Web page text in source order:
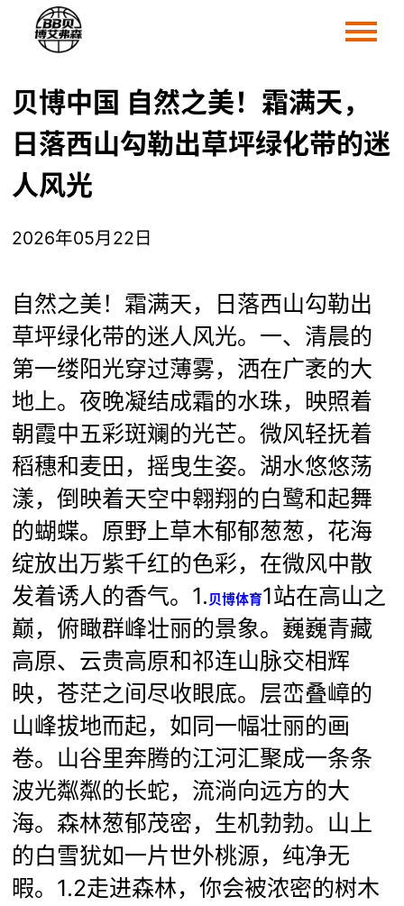
贝博中国 自然之美！霜满天，
日落西山勾勒出草坪绿化带的迷
人风光
2026年05月22日
自然之美！霜满天，日落西山勾勒出
草坪绿化带的迷人风光。一、清晨的
第一缕阳光穿过薄雾，洒在广袤的大
地上。夜晚凝结成霜的水珠，映照着
朝霞中五彩斑斓的光芒。微风轻抚着
稻穗和麦田，摇曳生姿。湖水悠悠荡
漾，倒映着天空中翱翔的白鹭和起舞
的蝴蝶。原野上草木郁郁葱葱，花海
绽放出万紫千红的色彩，在微风中散
发着诱人的香气。1. 贝博体育1站在高山之
巅，俯瞰群峰壮丽的景象。巍巍青藏
高原、云贵高原和祁连山脉交相辉
映，苍茫之间尽收眼底。层峦叠嶂的
山峰拔地而起，如同一幅壮丽的画
卷。山谷里奔腾的江河汇聚成一条条
波光粼粼的长蛇，流淌向远方的大
海。森林葱郁茂密，生机勃勃。山上
的白雪犹如一片世外桃源，纯净无
暇。1.2走进森林，你会被浓密的树木